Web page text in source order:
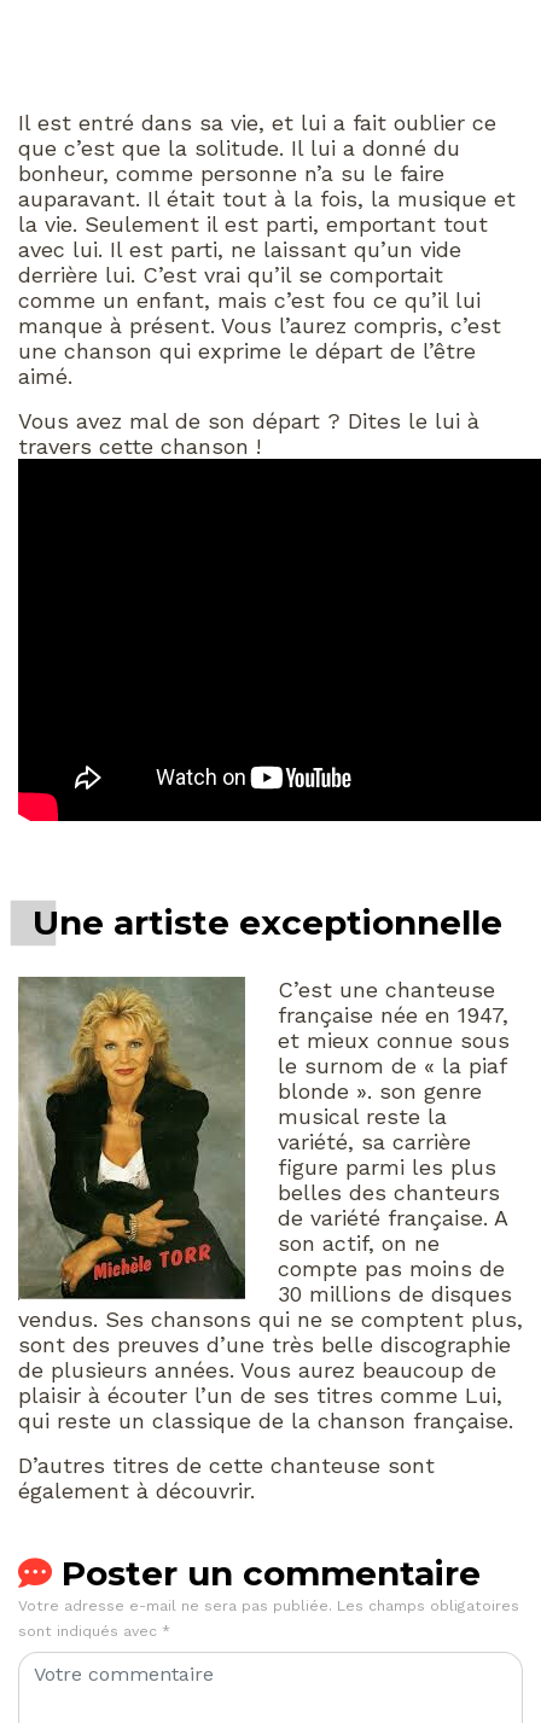
Il est entré dans sa vie, et lui a fait oublier ce
que c’est que la solitude. Il lui a donné du
bonheur, comme personne n’a su le faire
auparavant. Il était tout à la fois, la musique et
la vie. Seulement il est parti, emportant tout
avec lui. Il est parti, ne laissant qu’un vide
derrière lui. C’est vrai qu’il se comportait
comme un enfant, mais c’est fou ce qu’il lui
manque à présent. Vous l’aurez compris, c’est
une chanson qui exprime le départ de l’être
aimé.
Vous avez mal de son départ ? Dites le lui à
travers cette chanson !
Une artiste exceptionnelle
C’est une chanteuse
française née en 1947,
et mieux connue sous
le surnom de « la piaf
blonde ». son genre
musical reste la
variété, sa carrière
figure parmi les plus
belles des chanteurs
de variété française. A
son actif, on ne
compte pas moins de
30 millions de disques
vendus. Ses chansons qui ne se comptent plus,
sont des preuves d’une très belle discographie
de plusieurs années. Vous aurez beaucoup de
plaisir à écouter l’un de ses titres comme Lui,
qui reste un classique de la chanson française.
D’autres titres de cette chanteuse sont
également à découvrir.
Poster un commentaire
Votre adresse e-mail ne sera pas publiée. Les champs obligatoires
sont indiqués avec *